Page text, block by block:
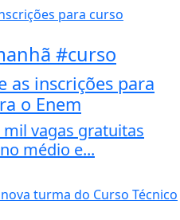
#curso
as inscrições para
o Enem
vagas gratuitas
médio e...